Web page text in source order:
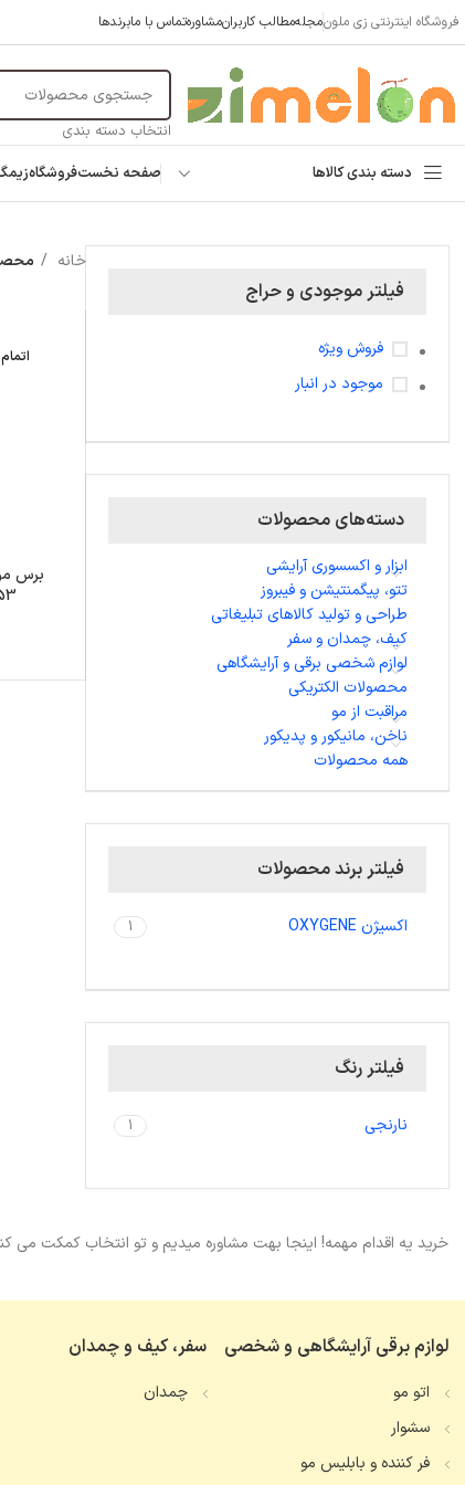
فروشگاه اینترنتی زی ملونمجلهمطالب کاربرانمشاورهتماس با مابرندها
انتخاب دسته بندی
دسته بندی کالاها صفحه نخستفروشگاه
فیلتر موجودی و حراج
فروش ویژه
موجود در انبار
دسته‌های محصولات
ابزار و اکسسوری آرایشی
تتو، پیگمنتیشن و فیبروز
طراحی و تولید کالاهای تبلیغاتی
کیف، چمدان و سفر
لوازم شخصی برقی و آرایشگاهی
محصولات الکتریکی
مراقبت از مو
ناخن، مانیکور و پدیکور
همه محصولات
فیلتر برند محصولات
اکسیژن OXYGENE 1
فیلتر رنگ
نارنجی 1
خانه
برس
E1531
خرید یه اقدام مهمه! اینجا بهت مشاوره میدیم و تو انتخاب کمکت می
لوازم برقی آرایشگاهی و شخصی
اتو مو
سشوار
فر کننده و بابلیس مو
سفر، کیف و چمدان
چمدان